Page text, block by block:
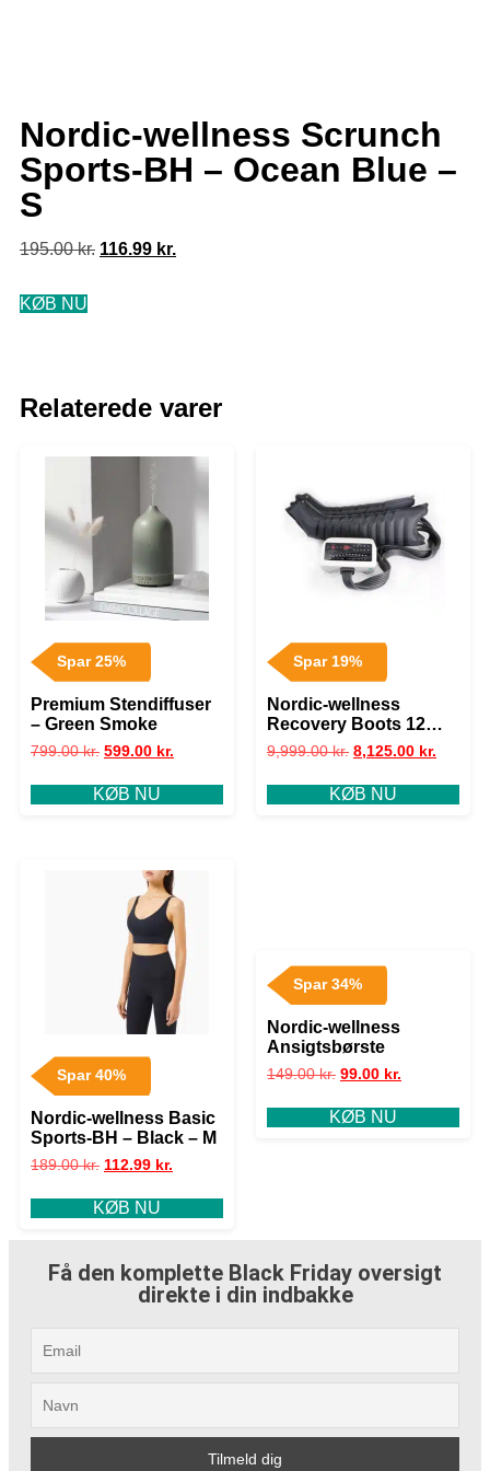
Nordic-wellness Scrunch
Sports-BH – Ocean Blue –
S
195.00kr. 116.99 kr.
KØB NU
Relaterede varer
Spar 25%
Premium Stendiffuser
– Green Smoke
799.00kr. 599.00 kr.
KØB NU
Spar 19%
Nordic-wellness
Recovery Boots 12
kamre
9,999.00kr. 8,125.00 kr.
KØB NU
Spar 40%
Nordic-wellness Basic
Sports-BH – Black – M
189.00kr. 112.99 kr.
KØB NU
Spar 34%
Nordic-wellness
Ansigtsbørste
149.00kr. 99.00 kr.
KØB NU
Få den komplette Black Friday oversigt
direkte i din indbakke